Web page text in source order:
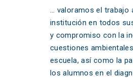
… valoramos el trabajo
institución en todos
y compromiso con la
cuestiones
escuela, así como la
los alumnos en el